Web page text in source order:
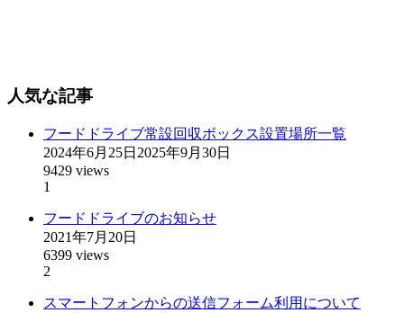
人気な記事
フードドライブ常設回収ボックス設置場所一覧
2024年6月25日 2025年9月30日
9429 views
1
フードドライブのお知らせ
2021年7月20日
6399 views
2
スマートフォンからの送信フォーム利用について